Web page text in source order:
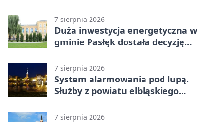
7 sierpnia 2026
Duża inwestycja energetyczna w
gminie Pasłęk dostała decyzję
7 sierpnia 2026
System alarmowania pod lupą.
Służby z powiatu elbląskiego
7 sierpnia 2026